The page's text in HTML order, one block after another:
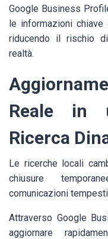
Google Business
le informazioni
riducendo il rischio
realtà.
Reale in
Ricerca
Le ricerche locali
chiusure
comunicazioni
Attraverso Google
aggiornare